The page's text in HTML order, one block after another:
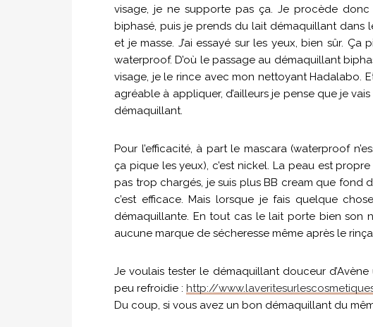
visage, je ne supporte pas ça. Je procède
biphasé, puis je prends du lait démaquillant dans
et je masse. J’ai essayé sur les yeux, bien sûr.
waterproof. D’où le passage au démaquillant
visage, je le rince avec mon nettoyant Hadalabo.
agréable à appliquer, d’ailleurs je pense que je
démaquillant.
Pour l’efficacité, à part le mascara (waterproof
ça pique les yeux), c’est nickel. La peau est
pas trop chargés, je suis plus BB cream que fond
c’est efficace. Mais lorsque je fais quelque
démaquillante. En tout cas le lait porte bien son
aucune marque de sécheresse même après le
Je voulais tester le démaquillant douceur
peu refroidie : http://
Du coup, si vous avez un bon démaquillant du